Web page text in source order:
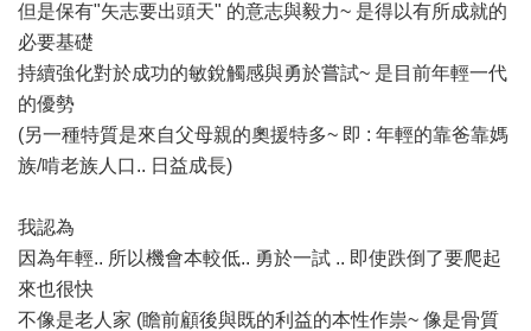
但是保有"矢志要出頭天" 的意志與毅力~ 是得以有所成就的
必要基礎
持續強化對於成功的敏銳觸感與勇於嘗試~ 是目前年輕一代
的優勢
(另一種特質是來自父母親的奧援特多~ 即 : 年輕的靠爸靠媽
族/啃老族人口.. 日益成長)
我認為
因為年輕.. 所以機會本較低.. 勇於一試 .. 即使跌倒了要爬起
來也很快
不像是老人家 (瞻前顧後與既的利益的本性作祟~ 像是骨質